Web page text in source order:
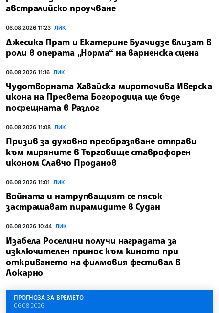
австралийско проучване
06.08.2026 11:23 ЛИК
Джесика Прат и Екатерине Буачидзе влизат в
роли в операта „Норма“ на варненска сцена
06.08.2026 11:16 ЛИК
Чудотворната Хавайска мироточива Иверска
икона на Пресвета Богородица ще бъде
посрещната в Разлог
06.08.2026 11:08 ЛИК
Призив за духовно преобразяване отправи
към миряните в Търговище ставрофорен
иконом Славчо Проданов
06.08.2026 11:01 ЛИК
Войната и натрупващият се пясък
застрашават пирамидите в Судан
06.08.2026 10:44 ЛИК
Изабела Роселини получи наградата за
изключителен принос към киното при
откриването на филмовия фестивал в
Локарно
ПРОГНОЗА ЗА ВРЕМЕТО
06.08.2026